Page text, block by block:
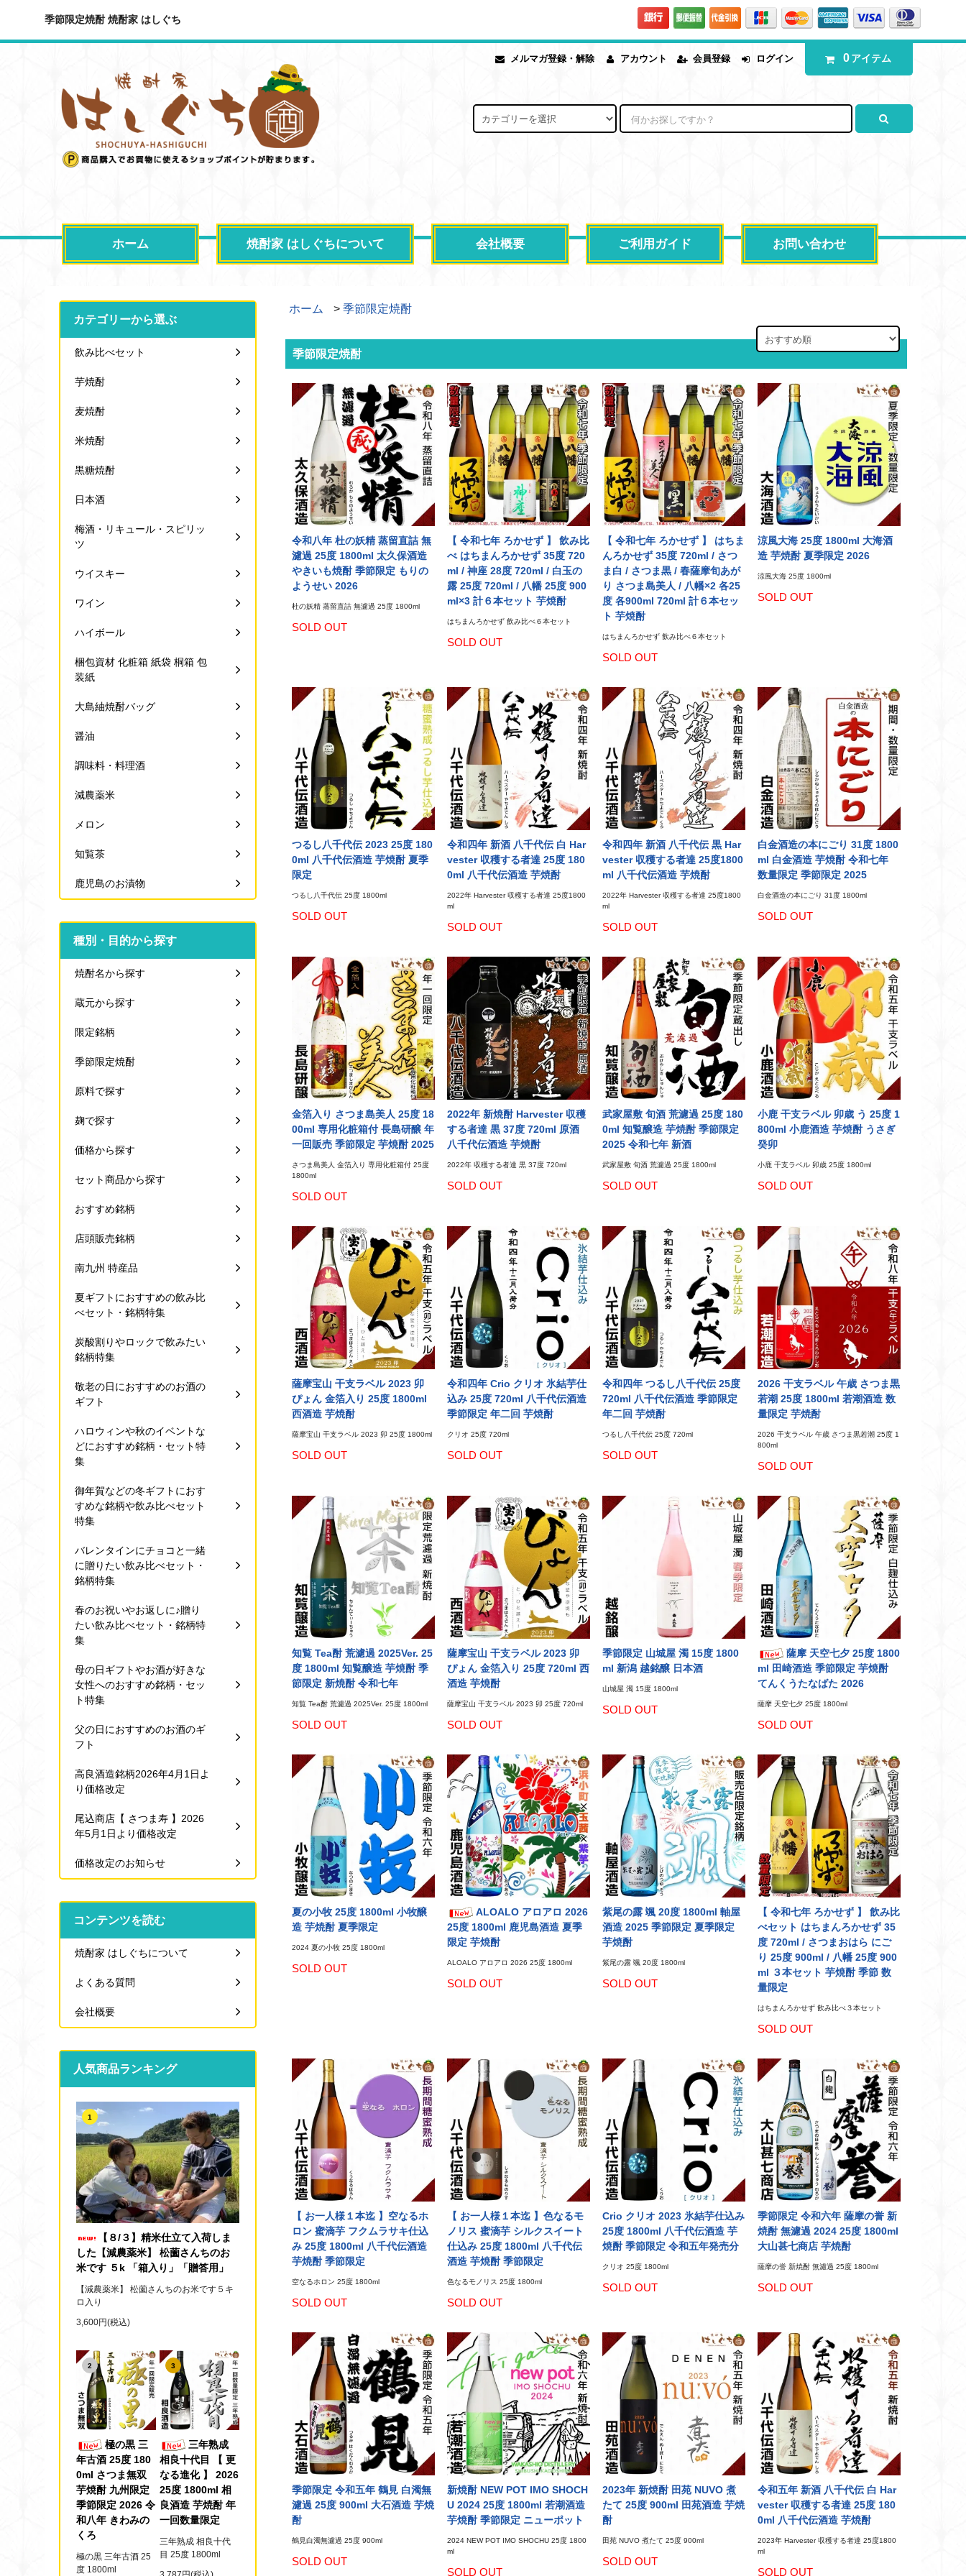
季節限定焼酎 焼酎家 はしぐち
メルマガ登録・解除 アカウント 会員登録 ログイン 0 アイテム
ホーム 焼酎家 はしぐちについて 会社概要 ご利用ガイド お問い合わせ
ホーム > 季節限定焼酎
季節限定焼酎
令和八年 杜の妖精 蒸留直詰 無
濾過 25度 1800ml 太久保酒造
やきいも焼酎 季節限定 もりの
ようせい 2026
杜の妖精 蒸留直詰 無濾過 25度 1800ml
SOLD OUT
【 令和七年 ろかせず 】 飲み比
べ はちまんろかせず 35度 720
ml / 神座 28度 720ml / 白玉の
露 25度 720ml / 八幡 25度 900
ml×3 計６本セット 芋焼酎
はちまんろかせず 飲み比べ６本セット
SOLD OUT
【 令和七年 ろかせず 】 はちま
んろかせず 35度 720ml / さつ
ま白 / さつま黒 / 春薩摩旬あが
り さつま島美人 / 八幡×2 各25
度 各900ml 720ml 計６本セッ
ト 芋焼酎
はちまんろかせず 飲み比べ６本セット
SOLD OUT
涼風大海 25度 1800ml 大海酒
造 芋焼酎 夏季限定 2026
涼風大海 25度 1800ml
SOLD OUT
つるし八千代伝 2023 25度 180
0ml 八千代伝酒造 芋焼酎 夏季
限定
つるし八千代伝 25度 1800ml
SOLD OUT
令和四年 新酒 八千代伝 白 Har
vester 収穫する者達 25度 180
0ml 八千代伝酒造 芋焼酎
2022年 Harvester 収穫する者達 25度1800
ml
SOLD OUT
令和四年 新酒 八千代伝 黒 Har
vester 収穫する者達 25度1800
ml 八千代伝酒造 芋焼酎
2022年 Harvester 収穫する者達 25度1800
ml
SOLD OUT
白金酒造の本にごり 31度 1800
ml 白金酒造 芋焼酎 令和七年
数量限定 季節限定 2025
白金酒造の本にごり 31度 1800ml
SOLD OUT
金箔入り さつま島美人 25度 18
00ml 専用化粧箱付 長島研醸 年
一回販売 季節限定 芋焼酎 2025
さつま島美人 金箔入り 専用化粧箱付 25度
1800ml
SOLD OUT
2022年 新焼酎 Harvester 収穫
する者達 黒 37度 720ml 原酒
八千代伝酒造 芋焼酎
2022年 収穫する者達 黒 37度 720ml
SOLD OUT
武家屋敷 旬酒 荒濾過 25度 180
0ml 知覧醸造 芋焼酎 季節限定
2025 令和七年 新酒
武家屋敷 旬酒 荒濾過 25度 1800ml
SOLD OUT
小鹿 干支ラベル 卯歳 う 25度 1
800ml 小鹿酒造 芋焼酎 うさぎ
癸卯
小鹿 干支ラベル 卯歳 25度 1800ml
SOLD OUT
薩摩宝山 干支ラベル 2023 卯
ぴょん 金箔入り 25度 1800ml
西酒造 芋焼酎
薩摩宝山 干支ラベル 2023 卯 25度 1800ml
SOLD OUT
令和四年 Crio クリオ 氷結芋仕
込み 25度 720ml 八千代伝酒造
季節限定 年二回 芋焼酎
クリオ 25度 720ml
SOLD OUT
令和四年 つるし八千代伝 25度
720ml 八千代伝酒造 季節限定
年二回 芋焼酎
つるし八千代伝 25度 720ml
SOLD OUT
2026 干支ラベル 午歳 さつま黒
若潮 25度 1800ml 若潮酒造 数
量限定 芋焼酎
2026 干支ラベル 午歳 さつま黒若潮 25度 1
800ml
SOLD OUT
知覧 Tea酎 荒濾過 2025Ver. 25
度 1800ml 知覧醸造 芋焼酎 季
節限定 新焼酎 令和七年
知覧 Tea酎 荒濾過 2025Ver. 25度 1800ml
SOLD OUT
薩摩宝山 干支ラベル 2023 卯
ぴょん 金箔入り 25度 720ml 西
酒造 芋焼酎
薩摩宝山 干支ラベル 2023 卯 25度 720ml
SOLD OUT
季節限定 山城屋 濁 15度 1800
ml 新潟 越銘醸 日本酒
山城屋 濁 15度 1800ml
SOLD OUT
薩摩 天空七夕 25度 1800
ml 田崎酒造 季節限定 芋焼酎
てんくうたなばた 2026
薩摩 天空七夕 25度 1800ml
SOLD OUT
夏の小牧 25度 1800ml 小牧醸
造 芋焼酎 夏季限定
2024 夏の小牧 25度 1800ml
SOLD OUT
ALOALO アロアロ 2026
25度 1800ml 鹿児島酒造 夏季
限定 芋焼酎
ALOALO アロアロ 2026 25度 1800ml
SOLD OUT
紫尾の露 颯 20度 1800ml 軸屋
酒造 2025 季節限定 夏季限定
芋焼酎
紫尾の露 颯 20度 1800ml
SOLD OUT
【 令和七年 ろかせず 】 飲み比
べセット はちまんろかせず 35
度 720ml / さつまおはら にご
り 25度 900ml / 八幡 25度 900
ml ３本セット 芋焼酎 季節 数
量限定
はちまんろかせず 飲み比べ３本セット
SOLD OUT
【 お一人様１本迄 】空なるホ
ロン 蜜滴芋 フクムラサキ仕込
み 25度 1800ml 八千代伝酒造
芋焼酎 季節限定
空なるホロン 25度 1800ml
SOLD OUT
【 お一人様１本迄 】色なるモ
ノリス 蜜滴芋 シルクスイート
仕込み 25度 1800ml 八千代伝
酒造 芋焼酎 季節限定
色なるモノリス 25度 1800ml
SOLD OUT
Crio クリオ 2023 氷結芋仕込み
25度 1800ml 八千代伝酒造 芋
焼酎 季節限定 令和五年発売分
クリオ 25度 1800ml
SOLD OUT
季節限定 令和六年 薩摩の誉 新
焼酎 無濾過 2024 25度 1800ml
大山甚七商店 芋焼酎
薩摩の誉 新焼酎 無濾過 25度 1800ml
SOLD OUT
季節限定 令和五年 鶴見 白濁無
濾過 25度 900ml 大石酒造 芋焼
酎
鶴見白濁無濾過 25度 900ml
SOLD OUT
新焼酎 NEW POT IMO SHOCH
U 2024 25度 1800ml 若潮酒造
芋焼酎 季節限定 ニューポット
2024 NEW POT IMO SHOCHU 25度 1800
ml
SOLD OUT
2023年 新焼酎 田苑 NUVO 煮
たて 25度 900ml 田苑酒造 芋焼
酎
田苑 NUVO 煮たて 25度 900ml
SOLD OUT
令和五年 新酒 八千代伝 白 Har
vester 収穫する者達 25度 180
0ml 八千代伝酒造 芋焼酎
2023年 Harvester 収穫する者達 25度1800
ml
SOLD OUT
カテゴリーから選ぶ
飲み比べセット
芋焼酎
麦焼酎
米焼酎
黒糖焼酎
日本酒
梅酒・リキュール・スピリッ
ツ
ウイスキー
ワイン
ハイボール
梱包資材 化粧箱 紙袋 桐箱 包
装紙
大島紬焼酎バッグ
醤油
調味料・料理酒
減農薬米
メロン
知覧茶
鹿児島のお漬物
種別・目的から探す
焼酎名から探す
蔵元から探す
限定銘柄
季節限定焼酎
原料で探す
麹で探す
価格から探す
セット商品から探す
おすすめ銘柄
店頭販売銘柄
南九州 特産品
夏ギフトにおすすめの飲み比
べセット・銘柄特集
炭酸割りやロックで飲みたい
銘柄特集
敬老の日におすすめのお酒の
ギフト
ハロウィンや秋のイベントな
どにおすすめ銘柄・セット特
集
御年賀などの冬ギフトにおす
すめな銘柄や飲み比べセット
特集
バレンタインにチョコと一緒
に贈りたい飲み比べセット・
銘柄特集
春のお祝いやお返しに♪贈り
たい飲み比べセット・銘柄特
集
母の日ギフトやお酒が好きな
女性へのおすすめ銘柄・セッ
ト特集
父の日におすすめのお酒のギ
フト
高良酒造銘柄2026年4月1日よ
り価格改定
尾込商店【 さつま寿 】2026
年5月1日より価格改定
価格改定のお知らせ
コンテンツを読む
焼酎家 はしぐちについて
よくある質問
会社概要
人気商品ランキング
1
【８/３】精米仕立て入荷しま
した【減農薬米】 松薗さんちのお
米です ５k 「箱入り」「贈答用」
【減農薬米】 松薗さんちのお米です５キ
ロ入り
3,600円(税込)
2
極の黒 三
年古酒 25度 180
0ml さつま無双
芋焼酎 九州限定
季節限定 2026 令
和八年 きわみの
くろ
極の黒 三年古酒 25
度 1800ml
3
三年熟成
相良十代目 【 更
なる進化 】 2026
25度 1800ml 相
良酒造 芋焼酎 年
一回数量限定
三年熟成 相良十代
目 25度 1800ml